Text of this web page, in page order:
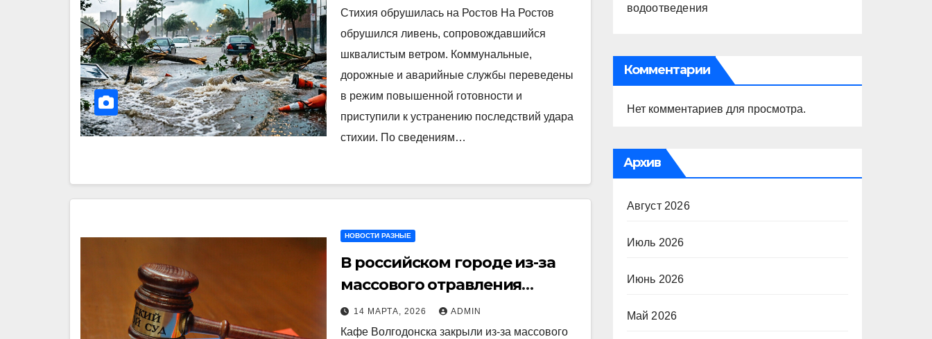
деревья, часть города
осталась без света и воды
Стихия обрушилась на Ростов На Ростов
обрушился ливень, сопровождавшийся
шквалистым ветром. Коммунальные,
дорожные и аварийные службы переведены
в режим повышенной готовности и
приступили к устранению последствий удара
стихии. По сведениям…
НОВОСТИ РАЗНЫЕ
В российском городе из-за
массового отравления
закрыли кафе на 30 суток
14 МАРТА, 2026 ADMIN
Кафе Волгодонска закрыли из-за массового
водоотведения
Комментарии
Нет комментариев для просмотра.
Архив
Август 2026
Июль 2026
Июнь 2026
Май 2026